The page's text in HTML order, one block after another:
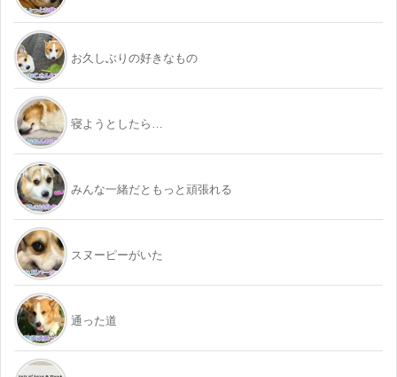
お久しぶりの好きなもの
寝ようとしたら…
みんな一緒だともっと頑張れる
スヌーピーがいた
通った道